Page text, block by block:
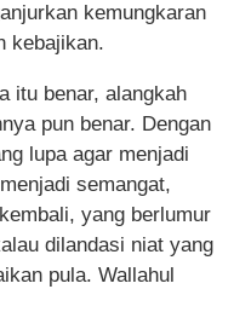
kemungkaran
kebajikan.
itu benar, alangkah
pun benar. Dengan
lupa agar menjadi
semangat,
yang berlumur
dilandasi niat yang
pula. Wallahul